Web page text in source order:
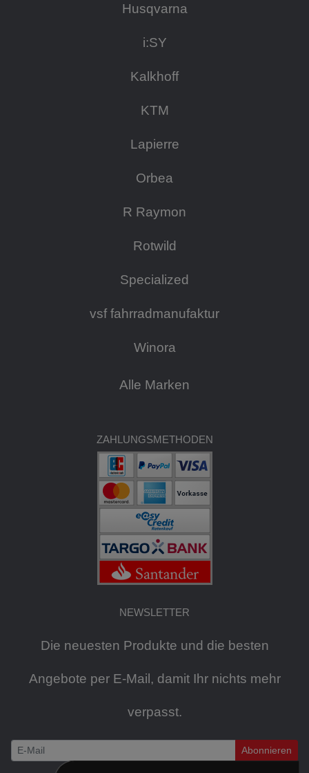
Husqvarna
i:SY
Kalkhoff
KTM
Lapierre
Orbea
R Raymon
Rotwild
Specialized
vsf fahrradmanufaktur
Winora
Alle Marken
ZAHLUNGSMETHODEN
NEWSLETTER
Die neuesten Produkte und die besten
Angebote per E-Mail, damit Ihr nichts mehr
verpasst.
Abonnieren